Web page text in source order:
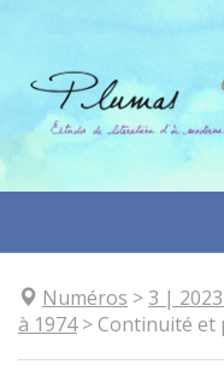
contenu
Numéros >3 | 2023
à 1974>Continuité et